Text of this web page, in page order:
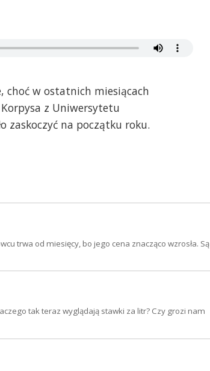
choć w ostatnich miesiącach
Korpysa z Uniwersytetu
zaskoczyć na początku roku.
trwa od miesięcy, bo jego cena znacząco wzrosła. Są
tak teraz wyglądają stawki za litr? Czy grozi nam